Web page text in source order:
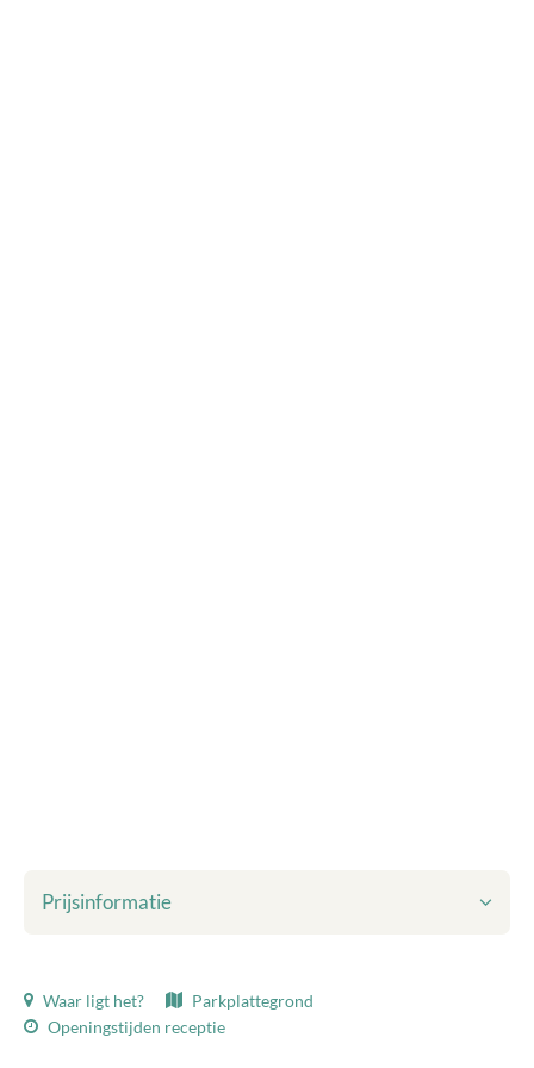
Prijsinformatie
Getoonde prijzen zijn inclusief:
Toeristenbelasting
Bedlinnen
Waar ligt het?
Parkplattegrond
Openingstijden receptie